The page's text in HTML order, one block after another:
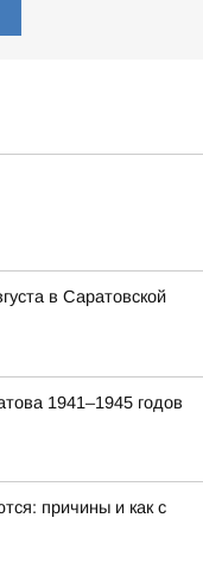
в Саратовской
1941–1945 годов
причины и как с